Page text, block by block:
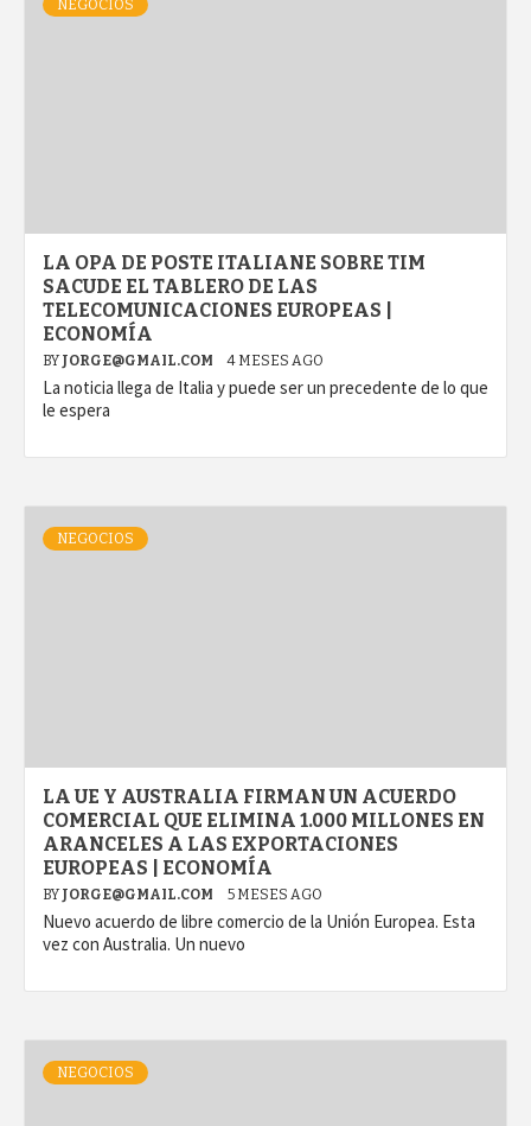
NEGOCIOS
LA OPA DE POSTE ITALIANE SOBRE TIM
SACUDE EL TABLERO DE LAS
TELECOMUNICACIONES EUROPEAS |
ECONOMÍA
BY JORGE@GMAIL.COM 4 MESES AGO
La noticia llega de Italia y puede ser un precedente de lo que
le espera
NEGOCIOS
LA UE Y AUSTRALIA FIRMAN UN ACUERDO
COMERCIAL QUE ELIMINA 1.000 MILLONES EN
ARANCELES A LAS EXPORTACIONES
EUROPEAS | ECONOMÍA
BY JORGE@GMAIL.COM 5 MESES AGO
Nuevo acuerdo de libre comercio de la Unión Europea. Esta
vez con Australia. Un nuevo
NEGOCIOS